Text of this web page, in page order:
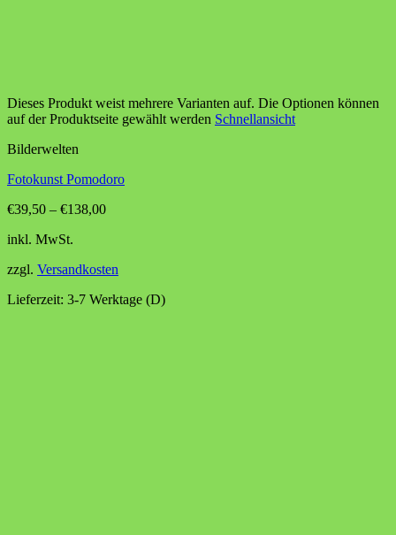
Dieses Produkt weist mehrere Varianten auf. Die Optionen können
auf der Produktseite gewählt werden Schnellansicht
Bilderwelten
Fotokunst Pomodoro
€39,50 – €138,00
inkl. MwSt.
zzgl. Versandkosten
Lieferzeit: 3-7 Werktage (D)